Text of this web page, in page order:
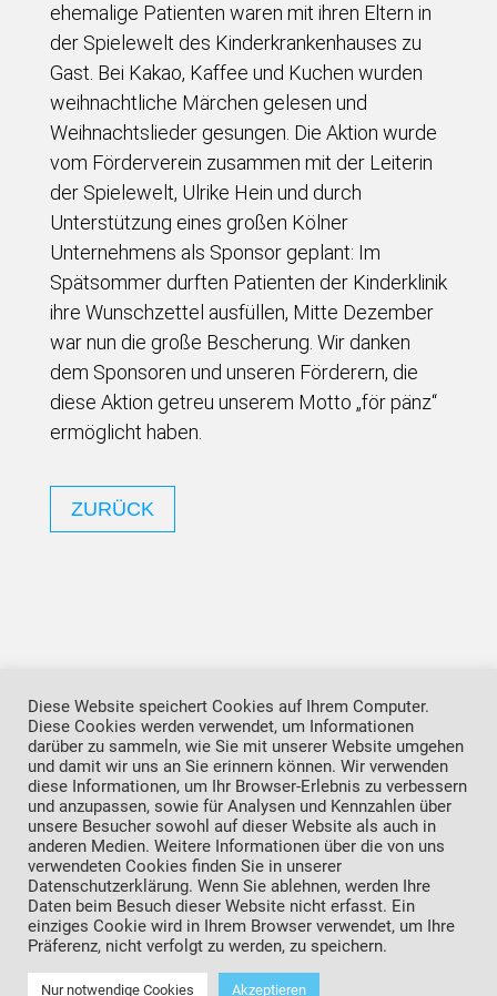
ehemalige Patienten waren mit ihren Eltern in
der Spielewelt des Kinderkrankenhauses zu
Gast. Bei Kakao, Kaffee und Kuchen wurden
weihnachtliche Märchen gelesen und
Weihnachtslieder gesungen. Die Aktion wurde
vom Förderverein zusammen mit der Leiterin
der Spielewelt, Ulrike Hein und durch
Unterstützung eines großen Kölner
Unternehmens als Sponsor geplant: Im
Spätsommer durften Patienten der Kinderklinik
ihre Wunschzettel ausfüllen, Mitte Dezember
war nun die große Bescherung. Wir danken
dem Sponsoren und unseren Förderern, die
diese Aktion getreu unserem Motto „för pänz“
ermöglicht haben.
ZURÜCK
Datenschutzerklärung Impressum
Copyright © 2022 *Förderverein Kinderkrankenhaus
Diese Website speichert Cookies auf Ihrem Computer.
Diese Cookies werden verwendet, um Informationen
darüber zu sammeln, wie Sie mit unserer Website umgehen
und damit wir uns an Sie erinnern können. Wir verwenden
diese Informationen, um Ihr Browser-Erlebnis zu verbessern
und anzupassen, sowie für Analysen und Kennzahlen über
unsere Besucher sowohl auf dieser Website als auch in
anderen Medien. Weitere Informationen über die von uns
verwendeten Cookies finden Sie in unserer
Datenschutzerklärung. Wenn Sie ablehnen, werden Ihre
Daten beim Besuch dieser Website nicht erfasst. Ein
einziges Cookie wird in Ihrem Browser verwendet, um Ihre
Präferenz, nicht verfolgt zu werden, zu speichern.
Nur notwendige Cookies Akzeptieren